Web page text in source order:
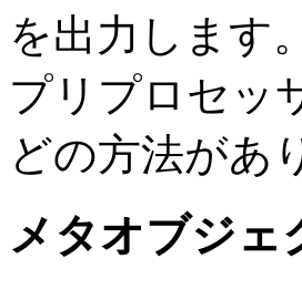
を出力します
プリプロセッ
どの方法があ
メタオブジェ